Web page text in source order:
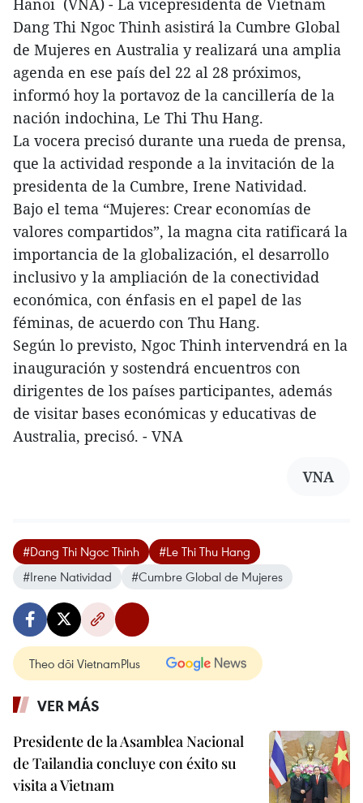
Hanoi (VNA) - La vicepresidenta de Vietnam
Dang Thi Ngoc Thinh asistirá la Cumbre Global
de Mujeres en Australia y realizará una amplia
agenda en ese país del 22 al 28 próximos,
informó hoy la portavoz de la cancillería de la
nación indochina, Le Thi Thu Hang.
La vocera precisó durante una rueda de prensa,
que la actividad responde a la invitación de la
presidenta de la Cumbre, Irene Natividad.
Bajo el tema “Mujeres: Crear economías de
valores compartidos”, la magna cita ratificará la
importancia de la globalización, el desarrollo
inclusivo y la ampliación de la conectividad
económica, con énfasis en el papel de las
féminas, de acuerdo con Thu Hang.
Según lo previsto, Ngoc Thinh intervendrá en la
inauguración y sostendrá encuentros con
dirigentes de los países participantes, además
de visitar bases económicas y educativas de
Australia, precisó. - VNA
VNA
#Dang Thi Ngoc Thinh
#Le Thi Thu Hang
#Irene Natividad
#Cumbre Global de Mujeres
Theo dõi VietnamPlus
VER MÁS
Presidente de la Asamblea Nacional
de Tailandia concluye con éxito su
visita a Vietnam